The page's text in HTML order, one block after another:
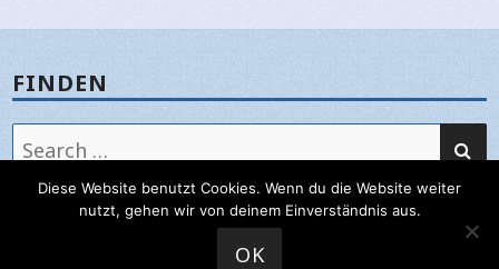
FINDEN
Search
PROGRAMMING: SOCIAL, MOBILE
Diese Website benutzt Cookies. Wenn du die Website weiter
nutzt, gehen wir von deinem Einverständnis aus.
OK